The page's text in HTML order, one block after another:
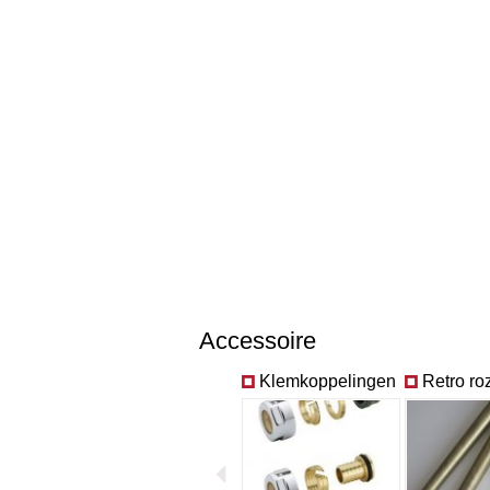
Accessoire
Klemkoppelingen Retro